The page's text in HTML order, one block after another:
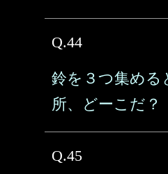
Q.44
鈴を３つ集める
所、どーこだ？
Q.45